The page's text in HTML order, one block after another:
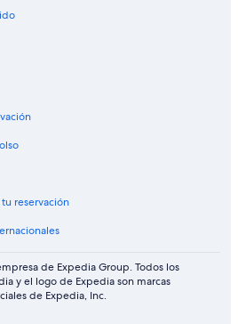
reservación
de Expedia Group. Todos los
y el logo de Expedia son marcas
de Expedia, Inc.